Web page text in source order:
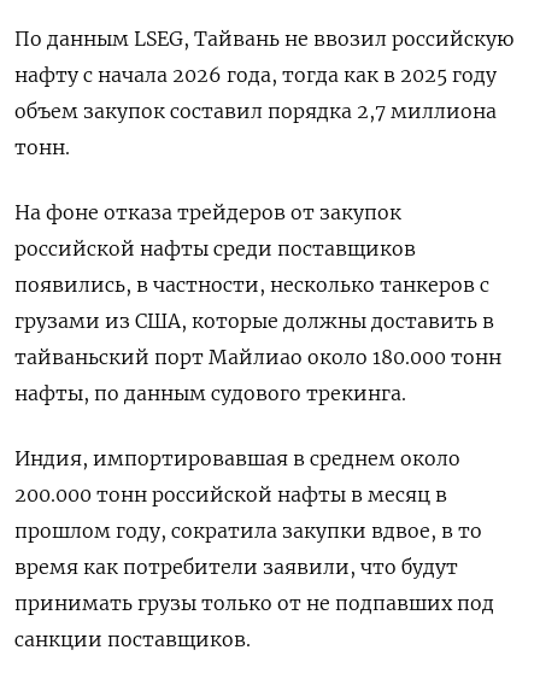
По данным LSEG, Тайвань не ввозил российскую
нафту с начала 2026 года, тогда как в 2025 году
объем ⁠закупок составил порядка 2,7 миллиона
тонн.
На фоне отказа трейдеров от закупок
российской нафты среди поставщиков
появились, в частности, ‌несколько танкеров с
грузами из США, которые должны доставить в
тайваньский порт Майлиао около 180.‍000 тонн
нафты, по данным судового трекинга.
Индия, импортировавшая в среднем около
200.000 тонн российской нафты ‌в месяц в
прошлом году, сократила закупки вдвое, в то
время как потребители заявили, что ​будут
принимать грузы только от не подпавших под
санкции поставщиков.